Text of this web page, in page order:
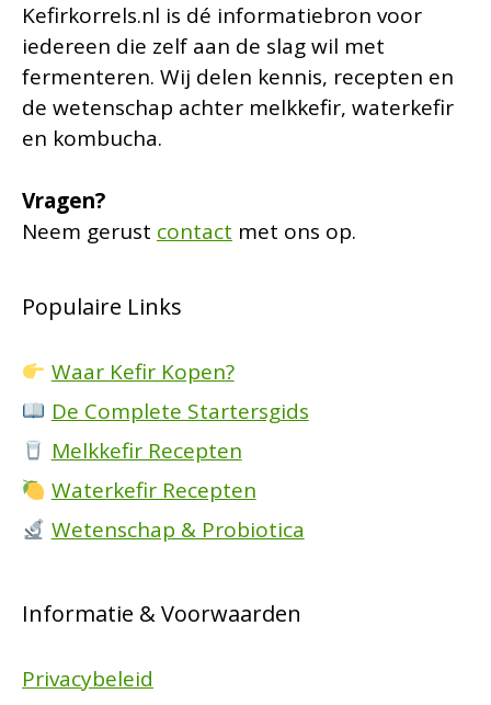
Kefirkorrels.nl is dé informatiebron voor
iedereen die zelf aan de slag wil met
fermenteren. Wij delen kennis, recepten en
de wetenschap achter melkkefir, waterkefir
en kombucha.
Vragen?
Neem gerust contact met ons op.
Populaire Links
Waar Kefir Kopen?
De Complete Startersgids
Melkkefir Recepten
Waterkefir Recepten
Wetenschap & Probiotica
Informatie & Voorwaarden
Privacybeleid